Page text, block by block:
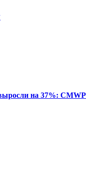
на 37%: CMWP